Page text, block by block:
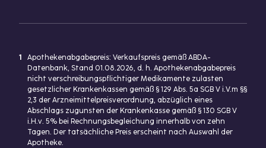
1
Apothekenabgabepreis: Verkaufspreis gemäß ABDA-
Datenbank, Stand 01.08.2026, d. h. Apothekenabgabepreis
nicht verschreibungspflichtiger Medikamente zulasten
gesetzlicher Krankenkassen gemäß § 129 Abs. 5a SGB V i.V.m §§
2,3 der Arzneimittelpreisverordnung, abzüglich eines
Abschlags zugunsten der Krankenkasse gemäß § 130 SGB V
i.H.v. 5% bei Rechnungsbegleichung innerhalb von zehn
Tagen. Der tatsächliche Preis erscheint nach Auswahl der
Apotheke.